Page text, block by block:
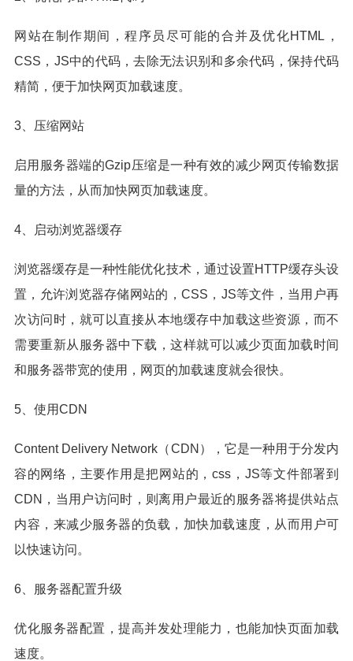
网站在制作期间，程序员尽可能的合并及优化HTML，
CSS，JS中的代码，去除无法识别和多余代码，保持代码
精简，便于加快网页加载速度。
3、压缩网站
启用服务器端的Gzip压缩是一种有效的减少网页传输数据
量的方法，从而加快网页加载速度。
4、启动浏览器缓存
浏览器缓存是一种性能优化技术，通过设置HTTP缓存头设
置，允许浏览器存储网站的，CSS，JS等文件，当用户再
次访问时，就可以直接从本地缓存中加载这些资源，而不
需要重新从服务器中下载，这样就可以减少页面加载时间
和服务器带宽的使用，网页的加载速度就会很快。
5、使用CDN
Content Delivery Network（CDN），它是一种用于分发内
容的网络，主要作用是把网站的，css，JS等文件部署到
CDN，当用户访问时，则离用户最近的服务器将提供站点
内容，来减少服务器的负载，加快加载速度，从而用户可
以快速访问。
6、服务器配置升级
优化服务器配置，提高并发处理能力，也能加快页面加载
速度。